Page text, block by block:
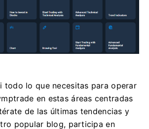
todo lo que necesitas para operar
en estas áreas centradas
de las últimas tendencias y
popular blog, participa en